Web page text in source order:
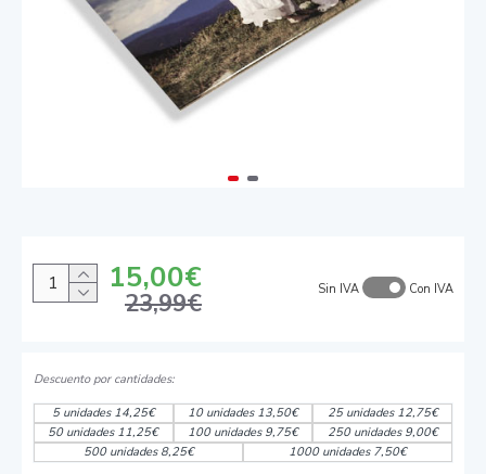
15,00€
23,99€ Sin IVA Con IVA
5 unidades 14,25€ 10 unidades 13,50€
25 unidades 12,75€
50 unidades 11,25€
100 unidades 9,75€
250 unidades 9,00€
500 unidades 8,25€
1000 unidades 7,50€